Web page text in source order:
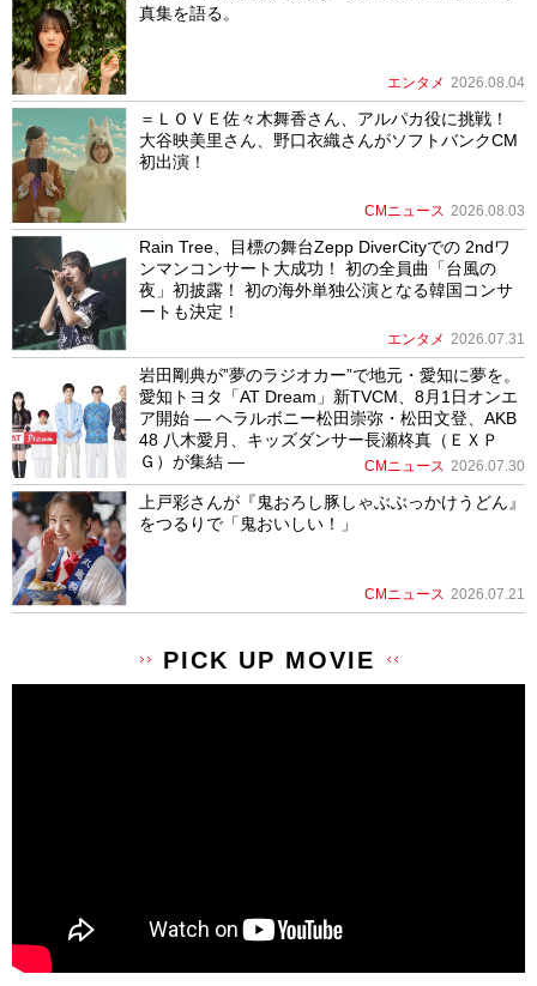
真集を語る。
エンタメ 2026.08.04
＝ＬＯＶＥ佐々木舞香さん、アルパカ役に挑戦！
大谷映美里さん、野口衣織さんがソフトバンクCM
初出演！
CMニュース 2026.08.03
Rain Tree、目標の舞台Zepp DiverCityでの 2ndワ
ンマンコンサート大成功！ 初の全員曲「台風の
夜」初披露！ 初の海外単独公演となる韓国コンサ
ートも決定！
エンタメ 2026.07.31
岩田剛典が”夢のラジオカー”で地元・愛知に夢を。
愛知トヨタ「AT Dream」新TVCM、8月1日オンエ
ア開始 ― ヘラルボニー松田崇弥・松田文登、AKB
48 八木愛月、キッズダンサー長瀬柊真（ＥＸＰ
Ｇ）が集結 ―
CMニュース 2026.07.30
上戸彩さんが『鬼おろし豚しゃぶぶっかけうどん』
をつるりで「鬼おいしい！」
CMニュース 2026.07.21
PICK UP MOVIE